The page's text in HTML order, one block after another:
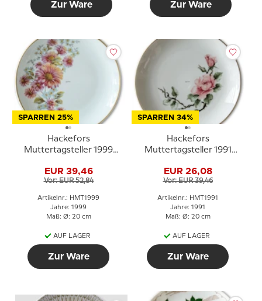
Zur Ware Zur Ware
SPARREN 25%
Hackefors
Muttertagsteller 1999
Goldrand
EUR 39,46
Vor: EUR 52,84
Artikelnr.: HMT1999
Jahre: 1999
Maß: Ø: 20 cm
AUF LAGER
Zur Ware
SPARREN 34%
Hackefors
Muttertagsteller 1991
Golddekoration
EUR 26,08
Vor: EUR 39,46
Artikelnr.: HMT1991
Jahre: 1991
Maß: Ø: 20 cm
AUF LAGER
Zur Ware